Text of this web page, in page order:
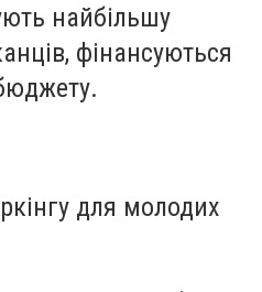
найбільшу
фінансуються
для молодих